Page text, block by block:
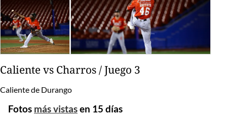
Caliente vs Charros / Juego 3
Caliente de Durango
Fotos más vistasen 15 días